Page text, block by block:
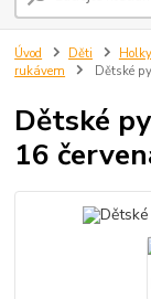
Úvod Děti Holky
rukávem
Dětské
Dětské
16